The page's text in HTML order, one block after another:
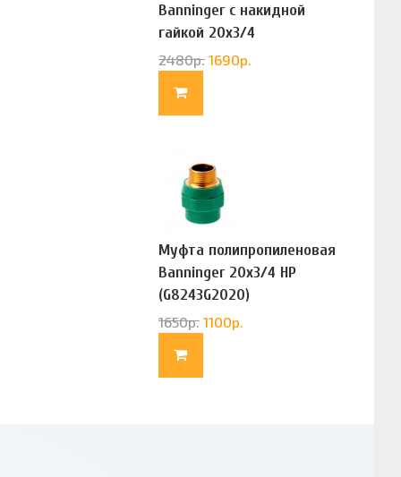
Banninger с накидной
гайкой 20х3/4
(G83322020)
2480р. 1690р.
Муфта полипропиленовая
Banninger 20х3/4 НР
(G8243G2020)
1650р. 1100р.